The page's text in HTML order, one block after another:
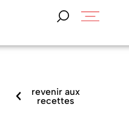
revenir aux
recettes